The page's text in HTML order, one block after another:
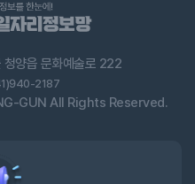
양읍 문화예술로 222
2187
GUN All Rights Reserved.